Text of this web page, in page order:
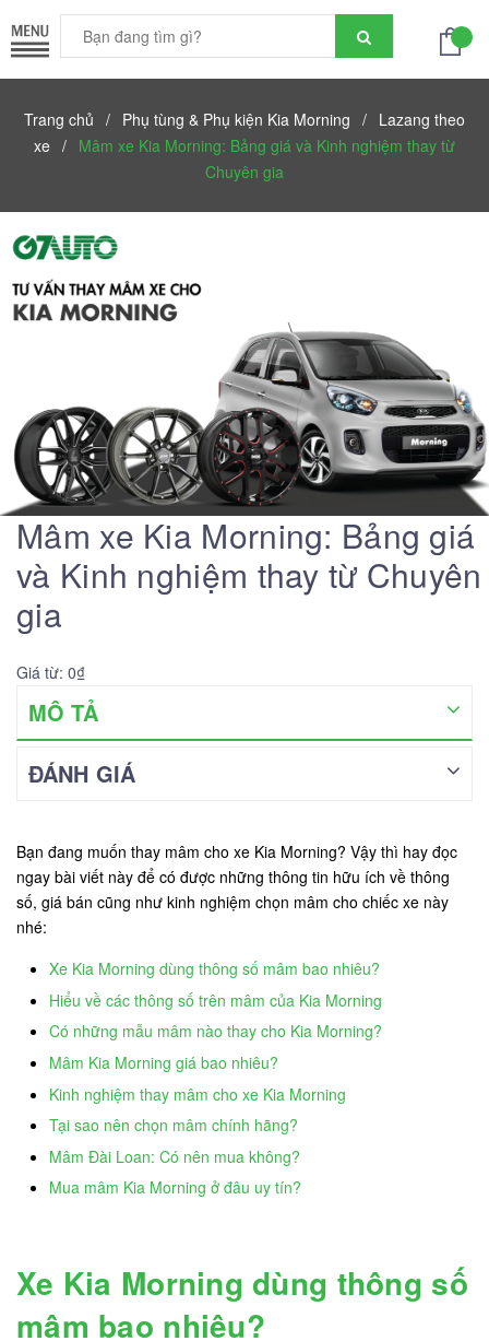
Trang chủ / Phụ tùng & Phụ kiện Kia Morning / Lazang theo
xe / Mâm xe Kia Morning: Bảng giá và Kinh nghiệm thay từ
Chuyên gia
Mâm xe Kia Morning: Bảng giá
và Kinh nghiệm thay từ Chuyên
gia
Giá từ: 0₫
MÔ TẢ
ĐÁNH GIÁ
Bạn đang muốn thay mâm cho xe Kia Morning? Vậy thì hay đọc
ngay bài viết này để có được những thông tin hữu ích về thông
số, giá bán cũng như kinh nghiệm chọn mâm cho chiếc xe này
nhé:
Xe Kia Morning dùng thông số mâm bao nhiêu?
Hiểu về các thông số trên mâm của Kia Morning
Có những mẫu mâm nào thay cho Kia Morning?
Mâm Kia Morning giá bao nhiêu?
Kinh nghiệm thay mâm cho xe Kia Morning
Tại sao nên chọn mâm chính hãng?
Mâm Đài Loan: Có nên mua không?
Mua mâm Kia Morning ở đâu uy tín?
Xe Kia Morning dùng thông số
mâm bao nhiêu?